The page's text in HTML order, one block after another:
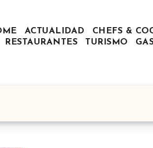
ACTUALIDAD CHEFS &
RESTAURANTES
TURISMO